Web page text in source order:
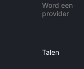
Word een
provider
Talen